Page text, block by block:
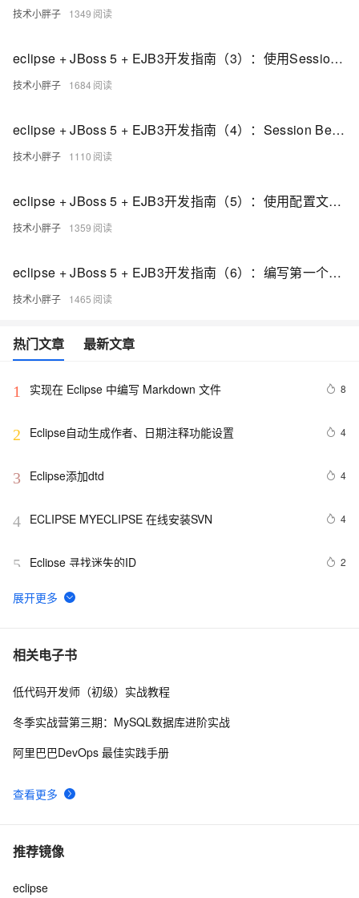
技术小胖子 1349
eclipse + JBoss 5 + EJB3开发指南（3）：使用Session Bean的本地接口
技术小胖子 1684
eclipse + JBoss 5 + EJB3开发指南（4）：Session Bean中的注释方法
技术小胖子 1110
eclipse + JBoss 5 + EJB3开发指南（5）：使用配置文件发布Session Bean
技术小胖子 1359
eclipse + JBoss 5 + EJB3开发指南（6）：编写第一个实体Bean程序
技术小胖子 1465
热门文章 最新文章
1 实现在 Eclipse 中编写 Markdown 文件 8
2 Eclipse自动生成作者、日期注释功能设置 4
3 Eclipse添加dtd 4
4 ECLIPSE MYECLIPSE 在线安装SVN 4
5 Eclipse 寻找迷失的ID 2
6 MyEclipse查找Web服务
7 Eclipse+Maven创建webapp项目<一> (转)
8 在eclipse中打开文件所在的目录
环境
相关电子书
查看更多
低代码开发师（初级）实战教程
冬季实战营第三期：MySQL数据库进阶实战
阿里巴巴DevOps 最佳实践手册
推荐镜像
eclipse